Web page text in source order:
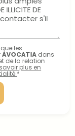
les
AVOCATIA dans
de la relation
plus en
*